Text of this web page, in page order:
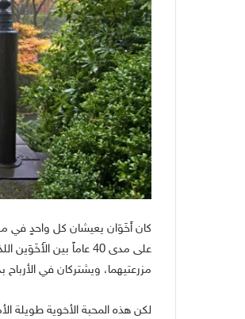
كان أَخَوَان يعيشان كل واحدٍ في
على مدى 40 عاماً بين
مزرعتيهما، ويشتركان في الأرباح
لكن هذه المحبة الأخوية طويلة